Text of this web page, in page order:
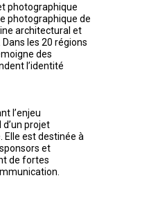
photographique
photographique de
architectural et
les 20 régions
des
l’identité
l’enjeu
projet
est destinée à
et
de fortes